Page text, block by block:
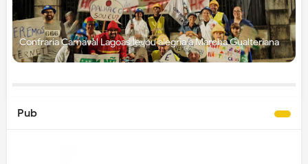
Confraria Carnaval Lagoas levou alegria à Marcha Gualteriana
Pub